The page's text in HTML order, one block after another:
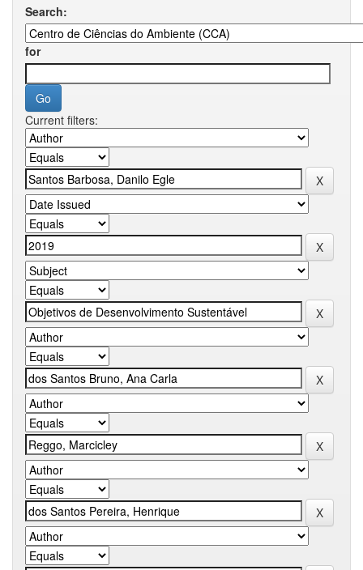
Search:
for
Current filters: